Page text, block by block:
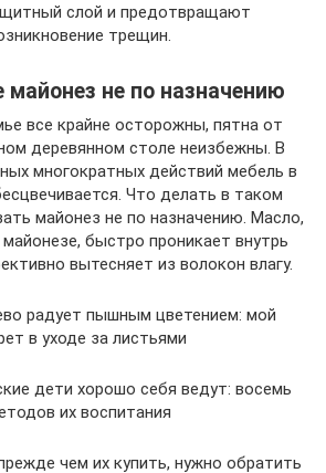
слой и предотвращают
трещин.
майонез не по назначению
все крайне осторожны, пятна от
деревянном столе неизбежны. В
многократных действий мебель в
Что делать в таком
майонез не по назначению. Масло,
быстро проникает внутрь
вытесняет из волокон влагу.
радует пышным цветением: мой
в уходе за листьями
дети хорошо себя ведут: восемь
их воспитания
чем их купить, нужно обратить